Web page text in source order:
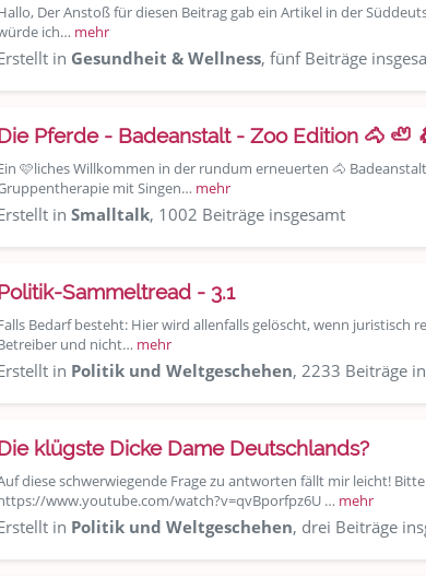
Der Anstoß für diesen Beitrag gab ein Artikel in der
ich… mehr
in Gesundheit & Wellness, fünf Beiträge
Pferde - Badeanstalt - Zoo Edition 🐴 🦥
🩷liches Willkommen in der rundum erneuerten 🐴
mit Singen… mehr
in Smalltalk, 1002 Beiträge insgesamt
Sammeltread - 3.1
Bedarf besteht: Hier wird allenfalls gelöscht, wenn juristisch
und nicht… mehr
in Politik und Weltgeschehen, 2233 Beiträge
klügste Dicke Dame Deutschlands?
diese schwerwiegende Frage zu antworten fällt mir leicht! Bitte
www.youtube.com/watch?v=qvBporfpz6U … mehr
in Politik und Weltgeschehen, drei Beiträge